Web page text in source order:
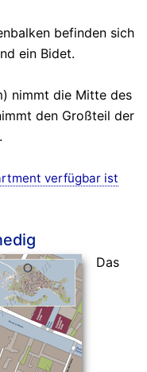
befinden sich
ein Bidet.
nimmt die Mitte des
den Großteil der
verfügbar ist
Das